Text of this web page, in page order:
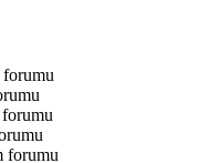
forumu